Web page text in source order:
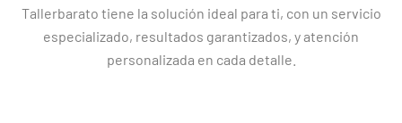
Tallerbarato tiene la solución ideal para ti, con un servicio
especializado, resultados garantizados, y atención
personalizada en cada detalle.